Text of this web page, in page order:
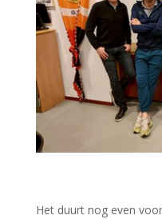
Het duurt nog even